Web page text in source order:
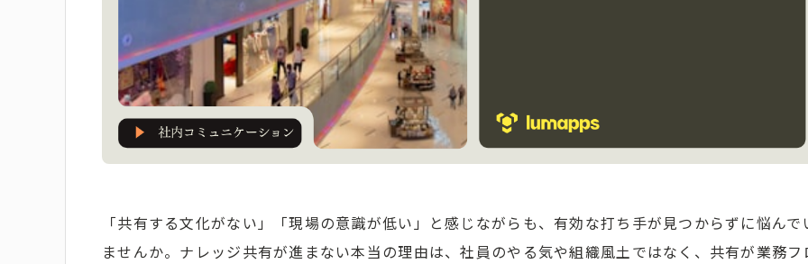
「共有する文化がない」「現場の意識が低い」と感じながらも、有効な打ち手が見つからずに悩んで
ませんか。ナレッジ共有が進まない本当の理由は、社員のやる気や組織風土ではなく、共有が業務フ